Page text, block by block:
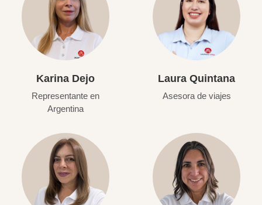
Karina Dejo
Representante en
Argentina
Laura Quintana
Asesora de viajes